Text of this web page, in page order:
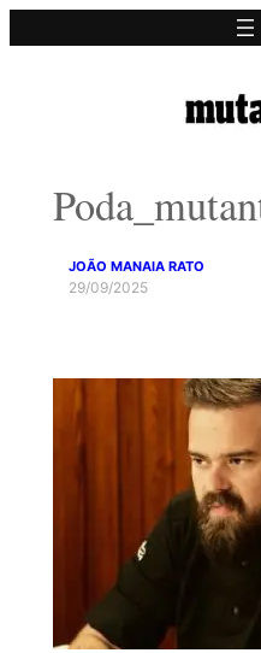
para
JOÃO MANAIA RATO
29/09/2025